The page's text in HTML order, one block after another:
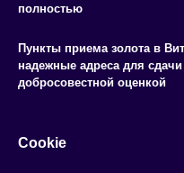
полностью
Пункты приема золота в
надежные адреса для сдачи
добросовестной оценкой
Cookie